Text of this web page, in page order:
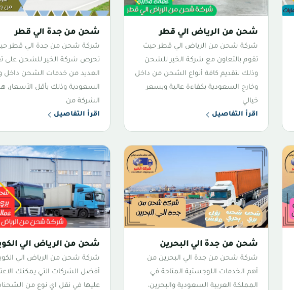
شحن من الرياض الي قطر
شركة شحن من الرياض الي قطر حيث
تقوم بالتعاون مع شركة الخير للشحن
وذلك لتقديم كافة أنواع الشحن من داخل
وخارج السعودية بكفاءة عالية وبسعر
خيالي
اقرأ التفاصيل
شحن من جدة الي قطر
شركة شحن من جدة الي قطر
تحرص شركة الخير للشحن على
العديد من خدمات الشحن داخل
السعودية وذلك بأقل الأسعار،
الشركة من
اقرأ التفاصيل
شحن من جدة الي البحرين
شركة شحن من جدة الي البحرين من
أهم الخدمات اللوجستية المتاحة في
المملكة العربية السعودية والبحرين،
شحن من الرياض الي
شركة شحن من الرياض الي
أفضل الشركات التي يمكنك
عليها في نقل اي نوع من